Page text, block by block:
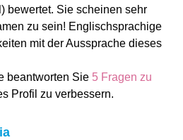
bewertet. Sie scheinen sehr
zu sein! Englischsprachige
mit der Aussprache dieses
beantworten Sie 5 Fragen zu
Profil zu verbessern.